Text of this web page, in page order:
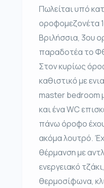
Πωλείται υπό
οροφομεζονέτα
Βριλήσσια, 3ου
παραδοτέα το
Στον κυρίως
καθιστικό με
master bedroom
και ένα WC
πάνω όροφο
ακόμα λουτρό.
θέρμανση με
ενεργειακό
θερμοσίφωνα,